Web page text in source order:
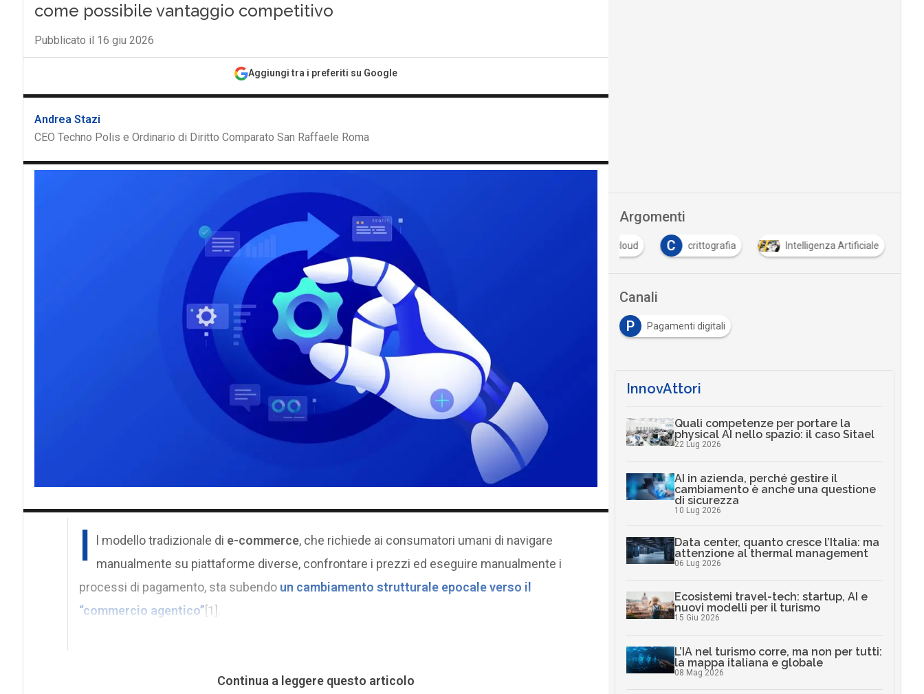
come possibile vantaggio competitivo
Pubblicato il 16 giu 2026
Aggiungi tra i preferiti su Google
Andrea Stazi
CEO Techno Polis e Ordinario di Diritto Comparato San Raffaele Roma
I l modello tradizionale di e-commerce, che richiede ai consumatori umani di navigare
manualmente su piattaforme diverse, confrontare i prezzi ed eseguire manualmente i
processi di pagamento, sta subendo un cambiamento strutturale epocale verso il
“commercio agentico”[1].
Continua a leggere questo articolo
Argomenti
cloud C crittografia Intelligenza Artificiale
Canali
P
Pagamenti digitali
InnovAttori
Quali competenze per portare la
physical AI nello spazio: il caso Sitael
22 Lug 2026
AI in azienda, perché gestire il
cambiamento è anche una questione
di sicurezza
10 Lug 2026
Data center, quanto cresce l’Italia: ma
attenzione al thermal management
06 Lug 2026
Ecosistemi travel-tech: startup, AI e
nuovi modelli per il turismo
15 Giu 2026
L’IA nel turismo corre, ma non per tutti:
la mappa italiana e globale
08 Mag 2026